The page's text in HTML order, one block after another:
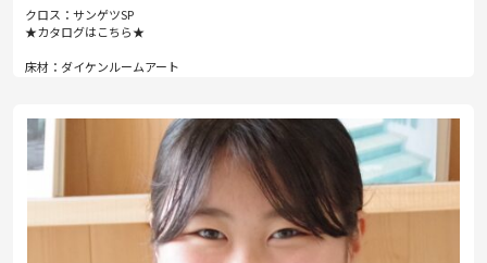
クロス：サンゲツSP
★カタログはこちら★
床材：ダイケンルームアート